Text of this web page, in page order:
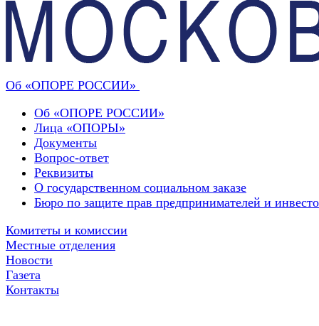
Об «ОПОРЕ РОССИИ»
Об «ОПОРЕ РОССИИ»
Лица «ОПОРЫ»
Документы
Вопрос-ответ
Реквизиты
О государственном социальном заказе
Бюро по защите прав предпринимателей и
Комитеты и комиссии
Местные отделения
Новости
Газета
Контакты